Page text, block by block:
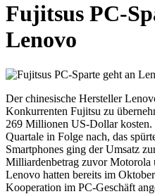
Fujitsus PC-
Lenovo
Der chinesische Hersteller
Konkurrenten Fujitsu zu
269 Millionen US-Dollar kosten.
Quartale in Folge nach, das
Smartphones ging der Umsatz
Milliardenbetrag zuvor Motorola
Lenovo hatten bereits im
Kooperation im PC-Geschäft